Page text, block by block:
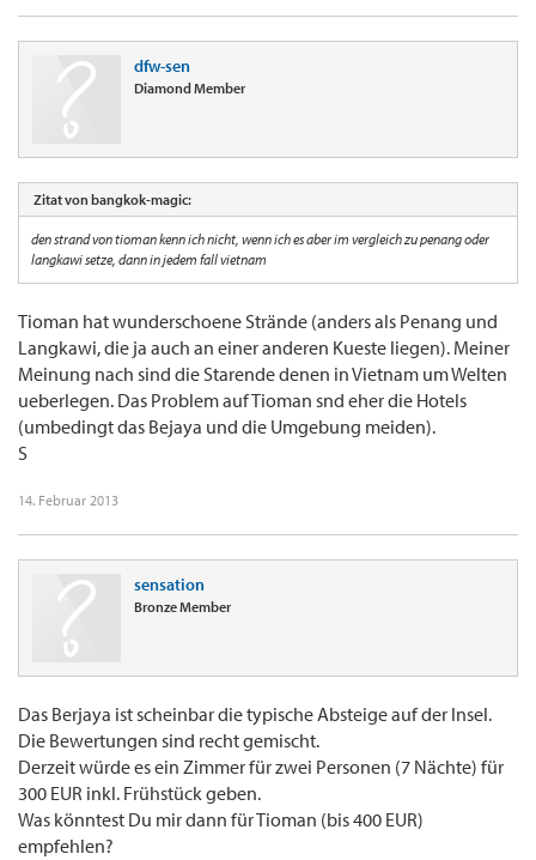
dfw-sen
Diamond Member
Zitat von bangkok-magic:
den strand von tioman kenn ich nicht, wenn ich es aber im vergleich zu penang oder
langkawi setze, dann in jedem fall vietnam
Tioman hat wunderschoene Strände (anders als Penang und
Langkawi, die ja auch an einer anderen Kueste liegen). Meiner
Meinung nach sind die Starende denen in Vietnam um Welten
ueberlegen. Das Problem auf Tioman snd eher die Hotels
(umbedingt das Bejaya und die Umgebung meiden).
S
14. Februar 2013
sensation
Bronze Member
Das Berjaya ist scheinbar die typische Absteige auf der Insel.
Die Bewertungen sind recht gemischt.
Derzeit würde es ein Zimmer für zwei Personen (7 Nächte) für
300 EUR inkl. Frühstück geben.
Was könntest Du mir dann für Tioman (bis 400 EUR)
empfehlen?